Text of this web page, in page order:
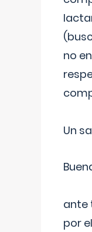
no
Un
ante
por